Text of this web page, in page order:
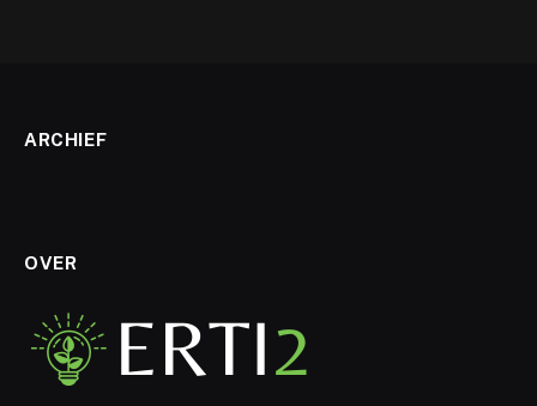
ARCHIEF
OVER